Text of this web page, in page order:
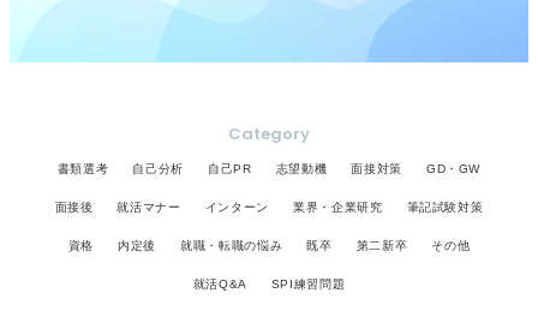
Category
書類選考 自己分析 自己PR 志望動機 面接対策 GD・GW
面接後 就活マナー インターン 業界・企業研究 筆記試験対策
資格 内定後 就職・転職の悩み 既卒 第二新卒 その他
就活Q&A SPI練習問題